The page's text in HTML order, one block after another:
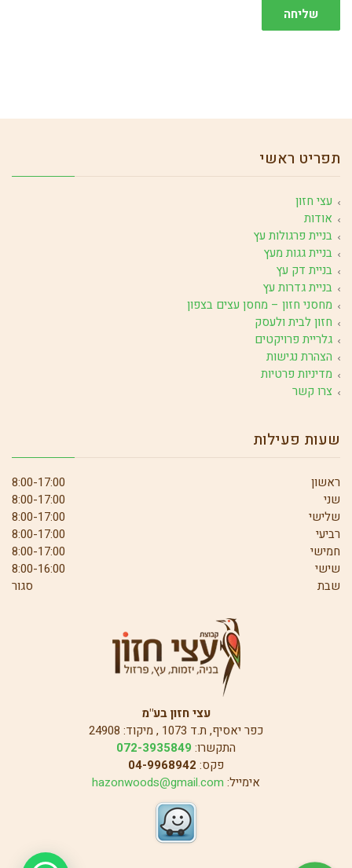
שליחה
תפריט ראשי
עצי חזון
אודות
בניית פרגולות עץ
בניית גגות מעץ
בניית דק עץ
בניית גדרות עץ
מחסני חזון – מחסן עצים בצפון
חזון לבית ולעסק
גלריית פרויקטים
הצהרת נגישות
מדיניות פרטיות
צרו קשר
שעות פעילות
ראשון
8:00-17:00
שני
8:00-17:00
שלישי
8:00-17:00
רביעי
8:00-17:00
חמישי
8:00-17:00
שישי
8:00-16:00
שבת
סגור
עצי חזון בע"מ
כפר יאסיף, ת.ד 1073 , מיקוד: 24908
התקשרו: 072-3935849
פקס: 04-9968942
אימייל: hazonwoods@gmail.com